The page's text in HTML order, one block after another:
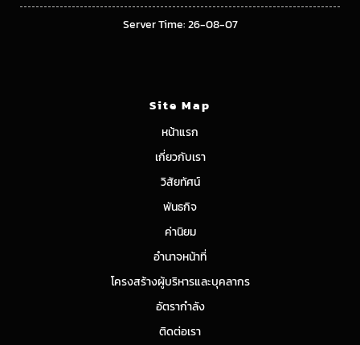
Server Time: 26-08-07
Site Map
หน้าแรก
เกี่ยวกับเรา
วิสัยทัศน์
พันธกิจ
ค่านิยม
อำนาจหน้าที่
โครงสร้างผู้บริหารและบุคลากร
อัตรากำลัง
ติดต่อเรา